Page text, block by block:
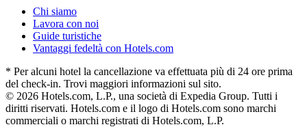
Chi siamo
Lavora con noi
Guide turistiche
Vantaggi fedeltà con Hotels.com
* Per alcuni hotel la cancellazione va effettuata più di 24 ore prima
del check-in. Trovi maggiori informazioni sul sito.
© 2026 Hotels.com, L.P., una società di Expedia Group. Tutti i
diritti riservati. Hotels.com e il logo di Hotels.com sono marchi
commerciali o marchi registrati di Hotels.com, L.P.